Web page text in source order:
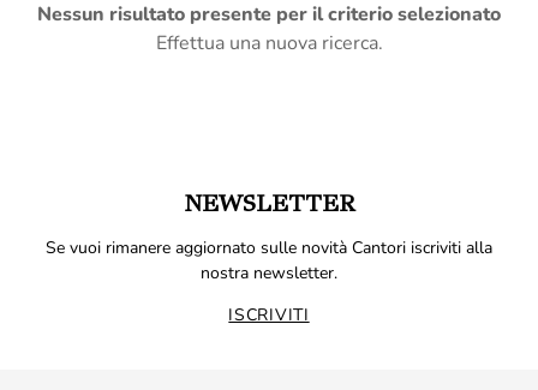
Nessun risultato presente per il criterio selezionato
Effettua una nuova ricerca.
NEWSLETTER
Se vuoi rimanere aggiornato sulle novità Cantori iscriviti alla
nostra newsletter.
ISCRIVITI